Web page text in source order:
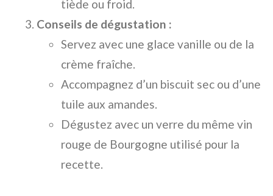
tiède ou froid.
Conseils de dégustation :
Servez avec une glace vanille ou de la
crème fraîche.
Accompagnez d’un biscuit sec ou d’une
tuile aux amandes.
Dégustez avec un verre du même vin
rouge de Bourgogne utilisé pour la
recette.